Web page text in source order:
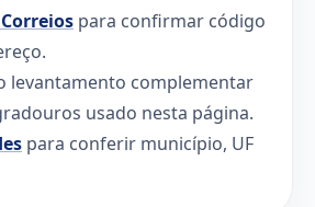
para confirmar código
levantamento complementar
usado nesta página.
para conferir município, UF